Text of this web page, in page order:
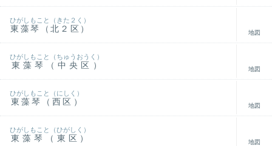
東藻琴（北２区）
ひがしもこと（きた２く）
地図
東藻琴（中央区）
ひがしもこと（ちゅうおうく）
地図
東藻琴（西区）
ひがしもこと（にしく）
地図
東藻琴（東区）
ひがしもこと（ひがしく）
地図